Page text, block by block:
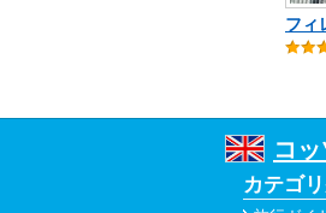
フィ
コ
カテゴリ